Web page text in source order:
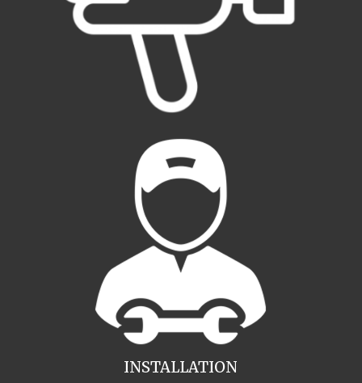
INSTALLATION